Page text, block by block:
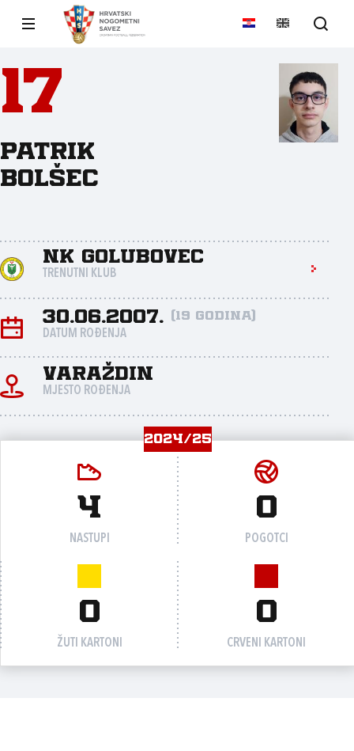
17
Patrik
Bolšec
NK Golubovec
TRENUTNI KLUB
30.06.2007. (19 godina)
DATUM ROĐENJA
Varaždin
MJESTO ROĐENJA
2024/25
4
NASTUPI
0
POGOTCI
0
ŽUTI KARTONI
0
CRVENI KARTONI